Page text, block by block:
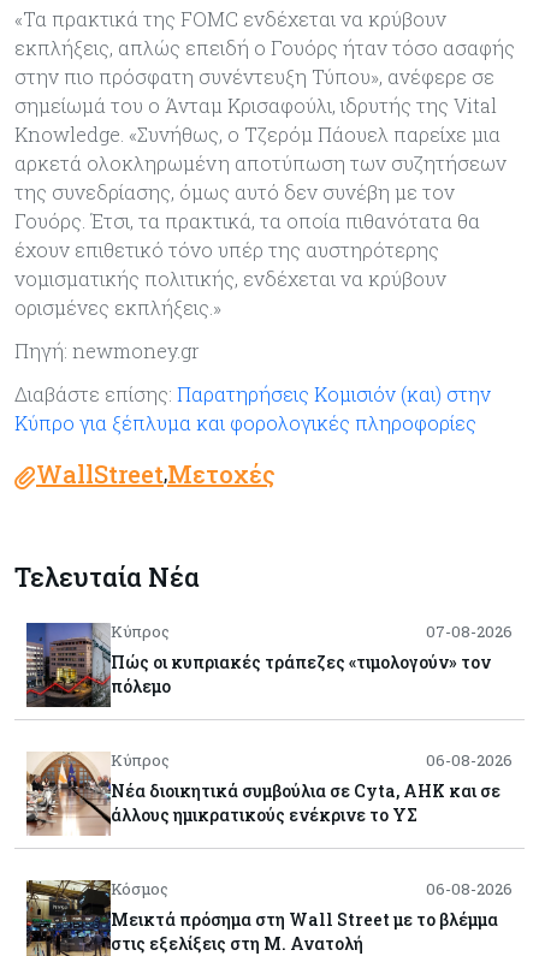
«Τα πρακτικά της FOMC ενδέχεται να κρύβουν
εκπλήξεις, απλώς επειδή ο Γουόρς ήταν τόσο ασαφής
στην πιο πρόσφατη συνέντευξη Τύπου», ανέφερε σε
σημείωμά του ο Άνταμ Κρισαφούλι, ιδρυτής της Vital
Knowledge. «Συνήθως, ο Τζερόμ Πάουελ παρείχε μια
αρκετά ολοκληρωμένη αποτύπωση των συζητήσεων
της συνεδρίασης, όμως αυτό δεν συνέβη με τον
Γουόρς. Έτσι, τα πρακτικά, τα οποία πιθανότατα θα
έχουν επιθετικό τόνο υπέρ της αυστηρότερης
νομισματικής πολιτικής, ενδέχεται να κρύβουν
ορισμένες εκπλήξεις.»
Πηγή: newmoney.gr
Διαβάστε επίσης: Παρατηρήσεις Κομισιόν (και) στην
Κύπρο για ξέπλυμα και φορολογικές πληροφορίες
WallStreet,Μετοχές
Τελευταία Νέα
Κύπρος 07-08-2026
Πώς οι κυπριακές τράπεζες «τιμολογούν» τον
πόλεμο
Κύπρος 06-08-2026
Νέα διοικητικά συμβούλια σε Cyta, AHK και σε
άλλους ημικρατικούς ενέκρινε το ΥΣ
Κόσμος 06-08-2026
Μεικτά πρόσημα στη Wall Street με το βλέμμα
στις εξελίξεις στη Μ. Ανατολή